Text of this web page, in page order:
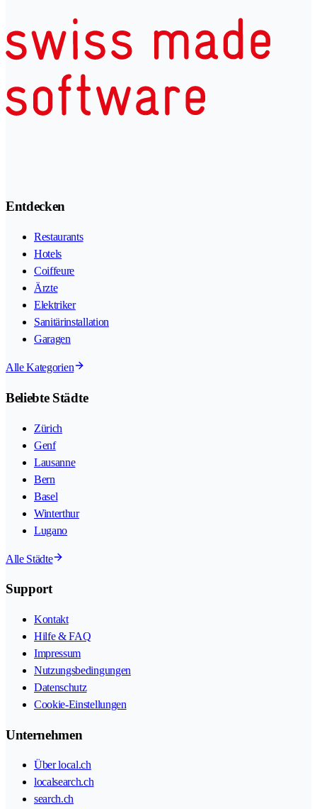
Entdecken
Restaurants
Hotels
Coiffeure
Ärzte
Elektriker
Sanitärinstallation
Garagen
Alle Kategorien
Beliebte Städte
Zürich
Genf
Lausanne
Bern
Basel
Winterthur
Lugano
Alle Städte
Support
Kontakt
Hilfe & FAQ
Impressum
Nutzungsbedingungen
Datenschutz
Cookie-Einstellungen
Unternehmen
Über local.ch
localsearch.ch
search.ch